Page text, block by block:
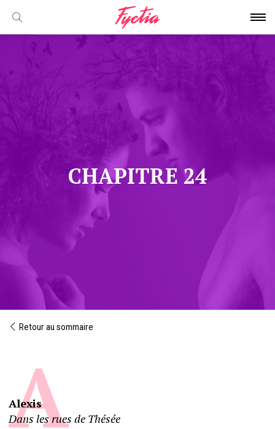
CHAPITRE 24
Retour au sommaire
Alexis
Dans les rues de Thésée